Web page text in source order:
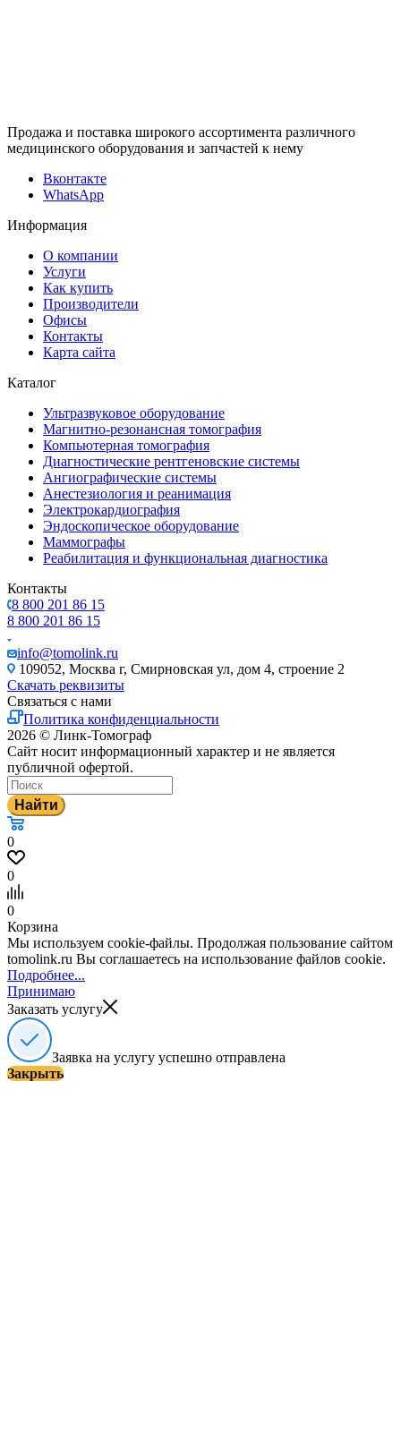
Продажа и поставка широкого ассортимента различного
медицинского оборудования и запчастей к нему
Вконтакте
WhatsApp
Информация
О компании
Услуги
Как купить
Производители
Офисы
Контакты
Карта сайта
Каталог
Ультразвуковое оборудование
Магнитно-резонансная томография
Компьютерная томография
Диагностические рентгеновские системы
Ангиографические системы
Анестезиология и реанимация
Электрокардиография
Эндоскопическое оборудование
Маммографы
Реабилитация и функциональная диагностика
Контакты
8 800 201 86 15
8 800 201 86 15
info@tomolink.ru
109052, Москва г, Смирновская ул, дом 4, строение 2
Скачать реквизиты
Связаться с нами
Политика конфиденциальности
2026 © Линк-Томограф
Сайт носит информационный характер и не является
публичной офертой.
Найти
0
0
0
Корзина
Мы используем cookie-файлы. Продолжая пользование сайтом
tomolink.ru Вы соглашаетесь на использование файлов cookie.
Подробнее...
Принимаю
Заказать услугу
Заявка на услугу успешно отправлена
Закрыть